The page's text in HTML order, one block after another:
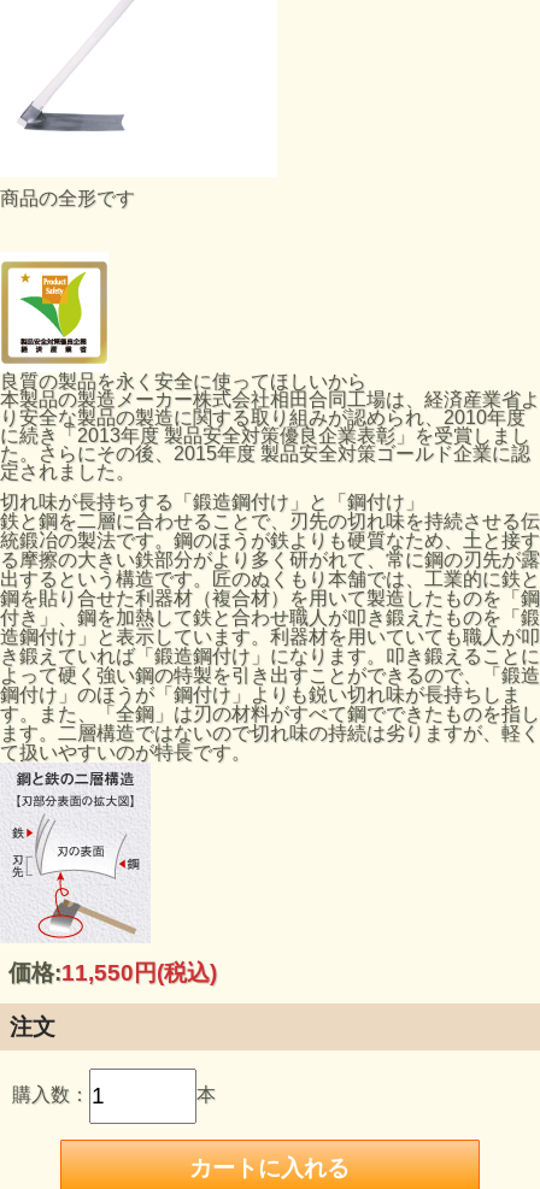
商品の全形です
良質の製品を永く安全に使ってほしいから
本製品の製造メーカー株式会社相田合同工場は、経済産業省よ
り安全な製品の製造に関する取り組みが認められ、2010年度
に続き「2013年度 製品安全対策優良企業表彰」を受賞しまし
た。さらにその後、2015年度 製品安全対策ゴールド企業に認
定されました。
切れ味が長持ちする「鍛造鋼付け」と「鋼付け」
鉄と鋼を二層に合わせることで、刃先の切れ味を持続させる伝
統鍛冶の製法です。鋼のほうが鉄よりも硬質なため、土と接す
る摩擦の大きい鉄部分がより多く研がれて、常に鋼の刃先が露
出するという構造です。匠のぬくもり本舗では、工業的に鉄と
鋼を貼り合せた利器材（複合材）を用いて製造したものを「鋼
付き」、鋼を加熱して鉄と合わせ職人が叩き鍛えたものを「鍛
造鋼付け」と表示しています。利器材を用いていても職人が叩
き鍛えていれば「鍛造鋼付け」になります。叩き鍛えることに
よって硬く強い鋼の特製を引き出すことができるので、「鍛造
鋼付け」のほうが「鋼付け」よりも鋭い切れ味が長持ちしま
す。また、「全鋼」は刃の材料がすべて鋼でできたものを指し
ます。二層構造ではないので切れ味の持続は劣りますが、軽く
て扱いやすいのが特長です。
価格:11,550円(税込)
注文
購入数： 本